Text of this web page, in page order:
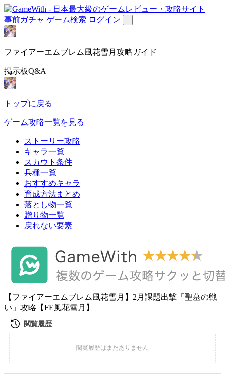
事前ガチャ ゲーム検索 ログイン
ファイアーエムブレム風花雪月攻略ガイド
掲示板Q&A
トップに戻る
ゲーム攻略一覧を見る
ストーリー攻略
キャラ一覧
スカウト条件
兵種一覧
おすすめキャラ
育成方法まとめ
落とし物一覧
贈り物一覧
戻れない要素
【ファイアーエムブレム風花雪月】2月課題出撃「聖墓の戦
い」攻略【FE風花雪月】